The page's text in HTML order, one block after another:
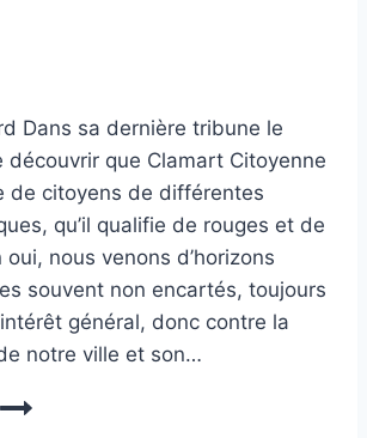
Dans sa dernière tribune le
découvrir que Clamart Citoyenne
de citoyens de différentes
qu’il qualifie de rouges et de
nous venons d’horizons
souvent non encartés, toujours
général, donc contre la
notre ville et son…
TRIBUNE